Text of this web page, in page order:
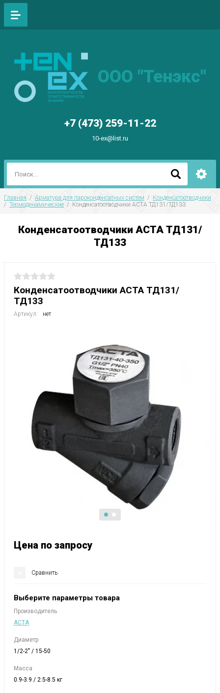
ООО "Тенэкс"
+7 (473) 259-11-22
10-ex@list.ru
Главная
  /
Арматура для пароконденсатных систем
  /
Конденсатоотводчики
/ Термодинамические
  /  Конденсатоотводчики АСТА ТД131/ТД133
Конденсатоотводчики АСТА ТД131/
ТД133
Конденсатоотводчики АСТА ТД131/
ТД133
Артикул: нет
Цена по запросу
Сравнить
Выберите параметры товара
Производитель
АСТА
Диаметр
1/2-2" / 15-50
Масса
0.9-3.9 / 2.5-8.5 кг